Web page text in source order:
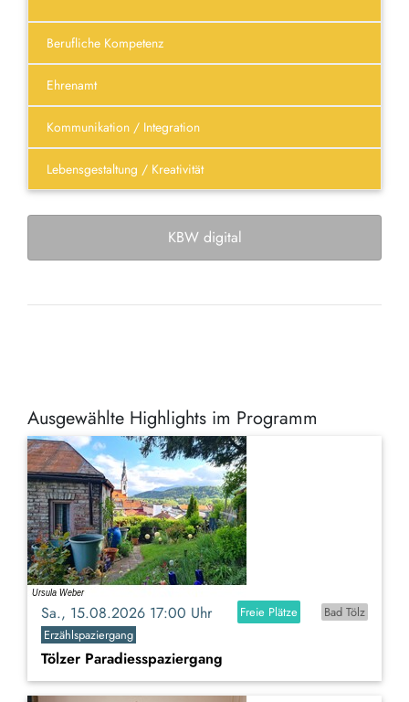
Berufliche Kompetenz
Ehrenamt
Kommunikation / Integration
Lebensgestaltung / Kreativität
KBW digital
Ausgewählte Highlights im Programm
Sa., 15.08.2026 17:00 Uhr Freie Plätze
Bad Tölz
Erzählspaziergang
Tölzer Paradiesspaziergang